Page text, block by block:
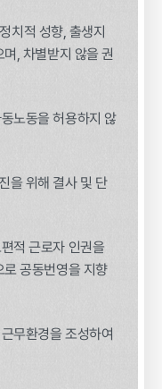
치적 성향, 출생지
, 차별받지 않을 권
노동을 허용하지 않
을 위해 결사 및 단
적 근로자 인권을
공동번영을 지향
무환경을 조성하여